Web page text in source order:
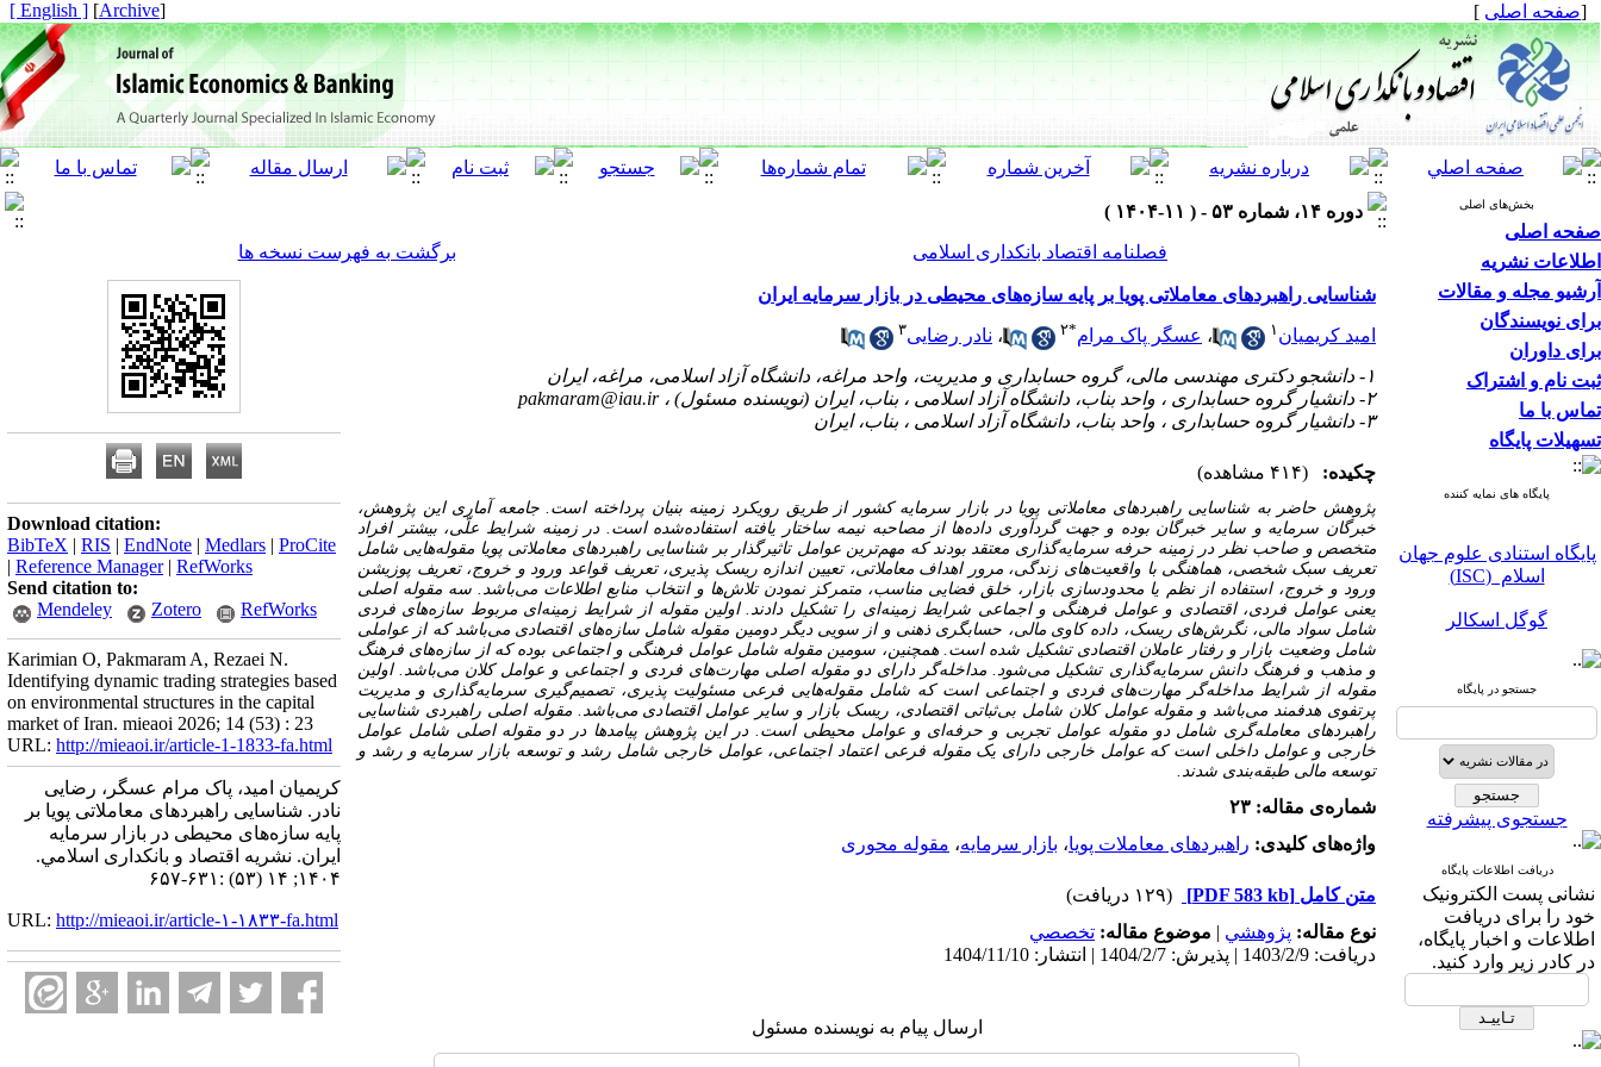
[صفحه اصلی ]
[
Archive
]
[ English ]
بخش‌های اصلی
صفحه اصلی
اطلاعات نشریه
آرشیو مجله و مقالات
برای نویسندگان
برای داوران
ثبت نام و اشتراک
تماس با ما
تسهیلات پایگاه
پایگاه های نمایه کننده
پایگاه استنادی علوم جهان
اسلام (ISC)
گوگل اسکالر
نورمگز
سیویلیکا
پایگاه استنادی علوم جهان
اسلام (ISC)
گوگل اسکالر
مگ ایران
جستجو در پایگاه
جستجوی پیشرفته
دریافت اطلاعات پایگاه
نشانی پست الکترونیک
خود را برای دریافت
اطلاعات و اخبار پایگاه،
در کادر زیر وارد کنید.
دوره ۱۴، شماره ۵۳ - ( ۱۱-۱۴۰۴ )
فصلنامه اقتصاد بانکداری اسلامی
برگشت به فهرست نسخه ها
شناسایی راهبردهای معاملاتی پویا بر پایه سازه‌های محیطی در بازار سرمایه ایران
امید کریمیان ۱ ، عسگر پاک مرام*۲ ، نادر رضایی۳
۱- دانشجو دکتری مهندسی مالی، گروه حسابداری و مدیریت، واحد مراغه، دانشگاه آزاد اسلامی، مراغه، ایران
۲- دانشیار گروه حسابداری ، واحد بناب، دانشگاه آزاد اسلامی ، بناب، ایران (نویسنده مسئول) ،
pakmaram@iau.ir
۳- دانشیار گروه حسابداری ، واحد بناب، دانشگاه آزاد اسلامی ، بناب، ایران
چکیده: (۴۱۴ مشاهده)
پژوهش حاضر به شناسایی راهبردهای معاملاتی پویا در بازار سرمایه کشور از طریق رویکرد زمینه بنیان پرداخته است. جامعه آماری این پژوهش،
خبرگان سرمایه و سایر خبرگان بوده و جهت گردآوری داده‌ها از مصاحبه نیمه ساختار یافته استفاده‌شده است. در زمینه شرایط علّی، بیشتر افراد
متخصص و صاحب نظر در زمینه حرفه سرمایه‌گذاری معتقد بودند که مهم‌ترین عوامل تاثیرگذار بر شناسایی راهبردهای معاملاتی پویا مقوله‌هایی شامل
تعریف سبک شخصی، هماهنگی با واقعیت‌های زندگی، مرور اهداف معاملاتی، تعیین اندازه ریسک پذیری، تعریف قواعد ورود و خروج، تعریف پوزیشن
ورود و خروج، استفاده از نظم یا محدودسازی بازار، خلق فضایی مناسب، متمرکز نمودن تلاش‌ها و انتخاب منابع اطلاعات می‌باشد. سه مقوله اصلی
یعنی عوامل فردی، اقتصادی و عوامل فرهنگی و اجماعی شرایط زمینه‌ای را تشکیل دادند. اولین مقوله از شرایط زمینه‌ای مربوط سازه‌های فردی
شامل سواد مالی، نگرش‌های ریسک، داده کاوی مالی، حسابگری ذهنی و از سویی دیگر دومین مقوله شامل سازه‌های اقتصادی می‌باشد که از عواملی
شامل وضعیت بازار و رفتار عاملان اقتصادی تشکیل شده است. همچنین، سومین مقوله شامل عوامل فرهنگی و اجتماعی بوده که از سازه‌های فرهنگ
و مذهب و فرهنگ دانش سرمایه‌گذاری تشکیل می‌شود. مداخله‌گر دارای دو مقوله اصلی مهارت‌های فردی و اجتماعی و عوامل کلان می‌باشد. اولین
مقوله از شرایط مداخله‌گر مهارت‌های فردی و اجتماعی است که شامل مقوله‌هایی فرعی مسئولیت پذیری، تصمیم‌گیری سرمایه‌گذاری و مدیریت
پرتفوی هدفمند می‌باشد و مقوله عوامل کلان شامل بی‌ثباتی اقتصادی، ریسک بازار و سایر عوامل اقتصادی می‌باشد. مقوله اصلی راهبردی شناسایی
راهبردهای معامله‌گری شامل دو مقوله عوامل تجربی و حرفه‌ای و عوامل محیطی است. در این پژوهش پیامدها در دو مقوله اصلی شامل عوامل
خارجی و عوامل داخلی است که عوامل خارجی دارای یک مقوله فرعی اعتماد اجتماعی، عوامل خارجی شامل رشد و توسعه بازار سرمایه و رشد و
توسعه مالی طبقه‌بندی شدند.
شماره‌ی مقاله: ۲۳
واژه‌های کلیدی: راهبردهای معاملات پویا، بازار سرمایه، مقوله محوری
متن کامل [PDF 583 kb]
(۱۲۹ دریافت)
نوع مقاله: پژوهشي | موضوع مقاله: تخصصي
دریافت: 1403/2/9 | پذیرش: 1404/2/7 | انتشار: 1404/11/10
ارسال پیام به نویسنده مسئول
Download citation:
BibTeX | RIS | EndNote | Medlars | ProCite
| Reference Manager| RefWorks
Send citation to:
Mendeley
Zotero RefWorks
Karimian O, Pakmaram A, Rezaei N.
Identifying dynamic trading strategies based
on environmental structures in the capital
market of Iran. mieaoi 2026; 14 (53) : 23
URL: http://mieaoi.ir/article-1-1833-fa.html
کریمیان امید، پاک مرام عسگر، رضایی
نادر. شناسایی راهبردهای معاملاتی پویا بر
پایه سازه‌های محیطی در بازار سرمایه
ایران. نشریه اقتصاد و بانکداری اسلامي.
۱۴۰۴; ۱۴ (۵۳) :۶۳۱-۶۵۷
URL: http://mieaoi.ir/article-۱-۱۸۳۳-fa.html